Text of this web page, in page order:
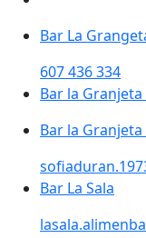
Bar La
607 436 334
Bar la Granjeta
Bar la Granjeta
Bar La Sala